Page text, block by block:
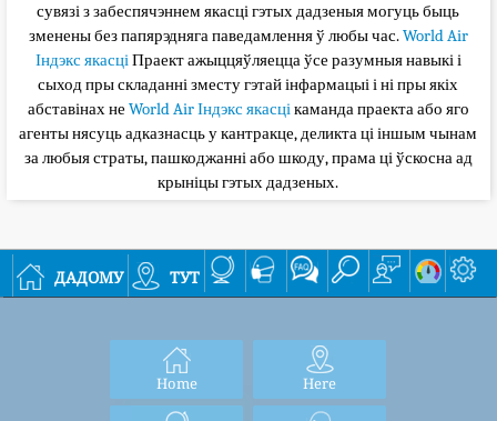
сувязі з забеспячэннем якасці гэтых дадзеныя могуць быць
зменены без папярэдняга паведамлення ў любы час.World Air
Індэкс якасціПраект ажыццяўляецца ўсе разумныя навыкі і
сыход пры складанні зместу гэтай інфармацыі і ні пры якіх
абставінах не World Air Індэкс якасцікаманда праекта або яго
агенты нясуць адказнасць у кантракце, деликта ці іншым чынам
за любыя страты, пашкоджанні або шкоду, прама ці ўскосна ад
крыніцы гэтых дадзеных.
дадому тут
Home Here